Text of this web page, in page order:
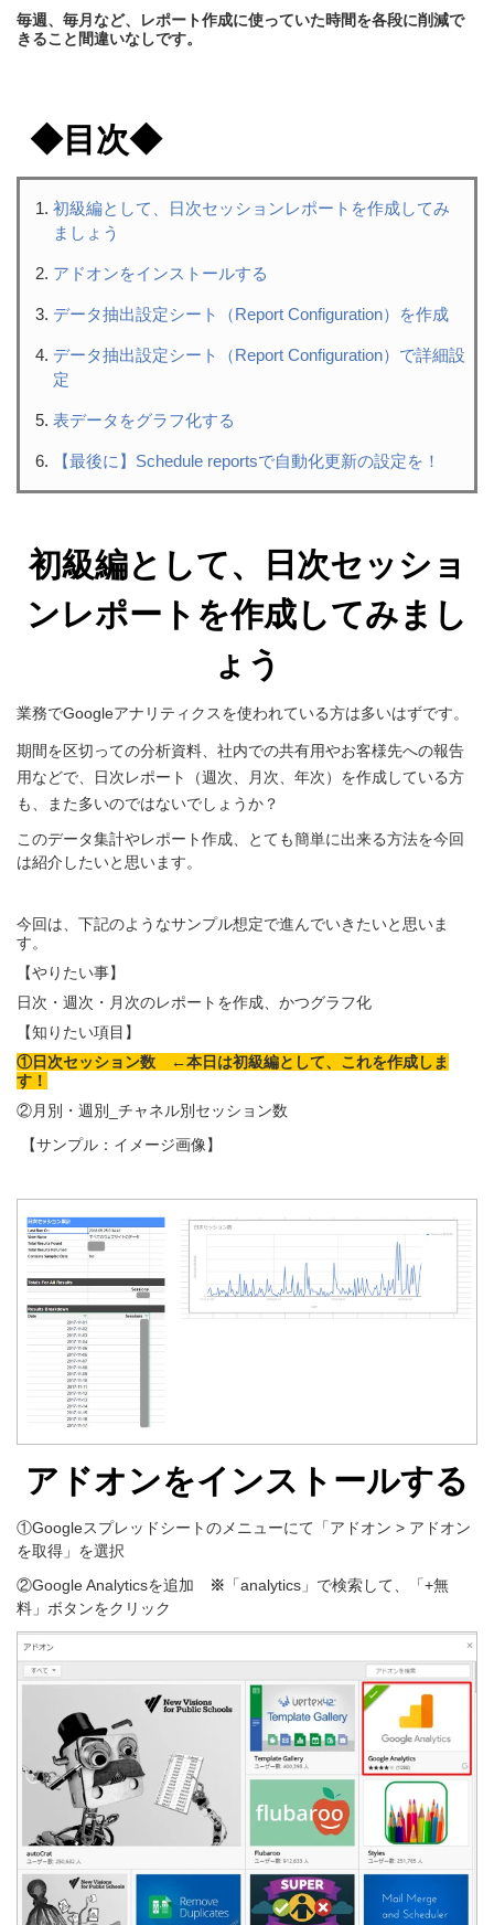
毎週、毎月など、レポート作成に使っていた時間を各段に削減で
きること間違いなしです。
◆目次◆
初級編として、日次セッションレポートを作成してみ
ましょう
アドオンをインストールする
データ抽出設定シート（Report Configuration）を作成
データ抽出設定シート（Report Configuration）で詳細設
定
表データをグラフ化する
【最後に】Schedule reportsで自動化更新の設定を！
初級編として、日次セッショ
ンレポートを作成してみまし
ょう
業務でGoogleアナリティクスを使われている方は多いはずです。
期間を区切っての分析資料、社内での共有用やお客様先への報告
用などで、日次レポート（週次、月次、年次）を作成している方
も、また多いのではないでしょうか？
このデータ集計やレポート作成、とても簡単に出来る方法を今回
は紹介したいと思います。
今回は、下記のようなサンプル想定で進んでいきたいと思いま
す。
【やりたい事】
日次・週次・月次のレポートを作成、かつグラフ化
【知りたい項目】
①日次セッション数 ←本日は初級編として、これを作成しま
す！
②月別・週別_チャネル別セッション数
【サンプル：イメージ画像】
アドオンをインストールする
①Googleスプレッドシートのメニューにて「アドオン > アドオン
を取得」を選択
②Google Analyticsを追加
※ 「analytics」で検索して、「+無
料」ボタンをクリック